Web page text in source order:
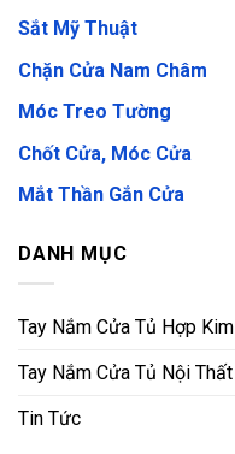
Sắt Mỹ Thuật
Chặn Cửa Nam Châm
Móc Treo Tường
Chốt Cửa, Móc Cửa
Mắt Thần Gắn Cửa
DANH MỤC
Tay Nắm Cửa Tủ Hợp Kim
Tay Nắm Cửa Tủ Nội Thất
Tin Tức